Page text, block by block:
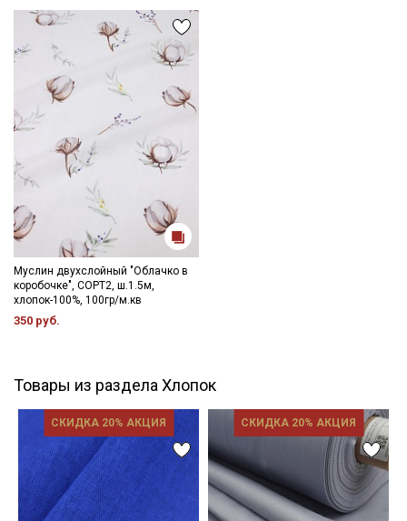
Муслин двухслойный "Облачко в
коробочке", СОРТ2, ш.1.5м,
хлопок-100%, 100гр/м.кв
350 руб.
Товары из раздела Хлопок
СКИДКА 20% АКЦИЯ СКИДКА 20% АКЦИЯ